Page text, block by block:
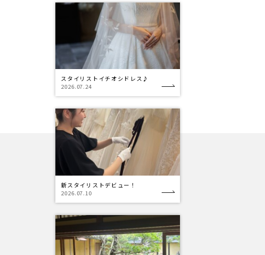
スタイリストイチオシドレス♪
2026.07.24
新スタイリストデビュー！
2026.07.10